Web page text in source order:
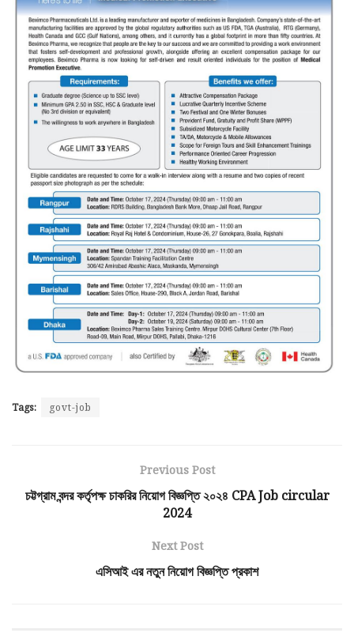
Tags: govt-job
Previous Post
চট্টগ্রাম বন্দর কর্তৃপক্ষ চাকরির নিয়োগ বিজ্ঞপ্তি ২০২৪ CPA Job circular
2024
Next Post
এসিআই এর নতুন নিয়োগ বিজ্ঞপ্তি প্রকাশ